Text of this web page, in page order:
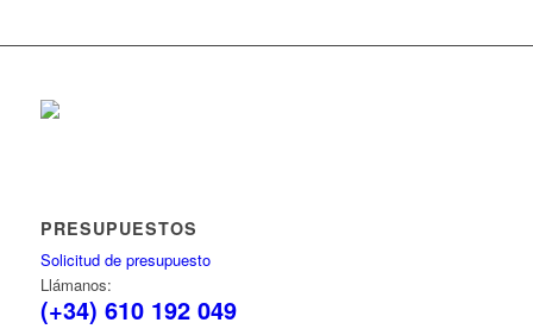
PRESUPUESTOS
Solicitud de presupuesto
Llámanos:
(+34) 610 192 049